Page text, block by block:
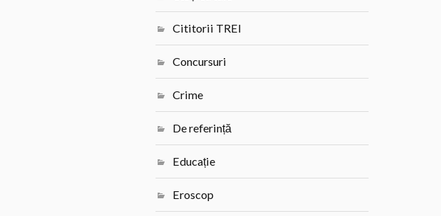
Cititorii TREI
Concursuri
Crime
De referință
Educație
Eroscop